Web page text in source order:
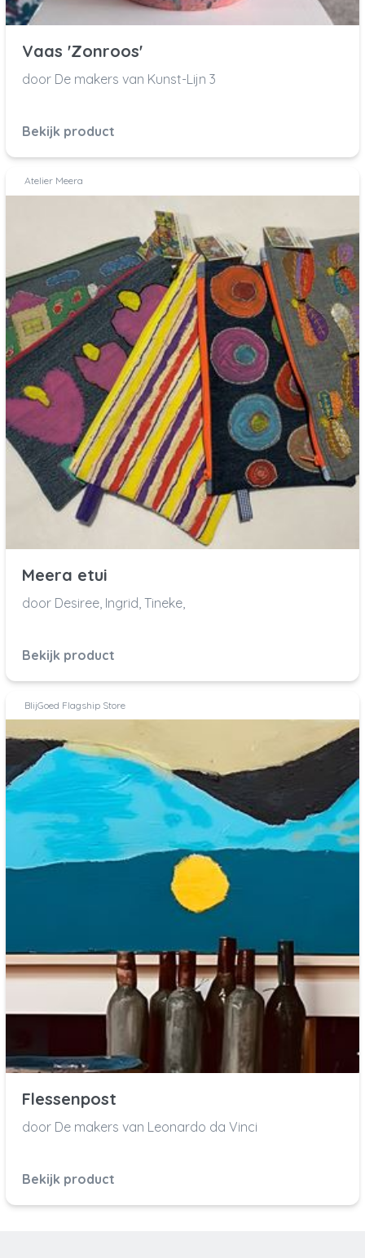
Vaas 'Zonroos'
door De makers van Kunst-Lijn 3
Bekijk product
Atelier Meera
Meera etui
door Desiree, Ingrid, Tineke,
Bekijk product
BlijGoed Flagship Store
Flessenpost
door De makers van Leonardo da Vinci
Bekijk product